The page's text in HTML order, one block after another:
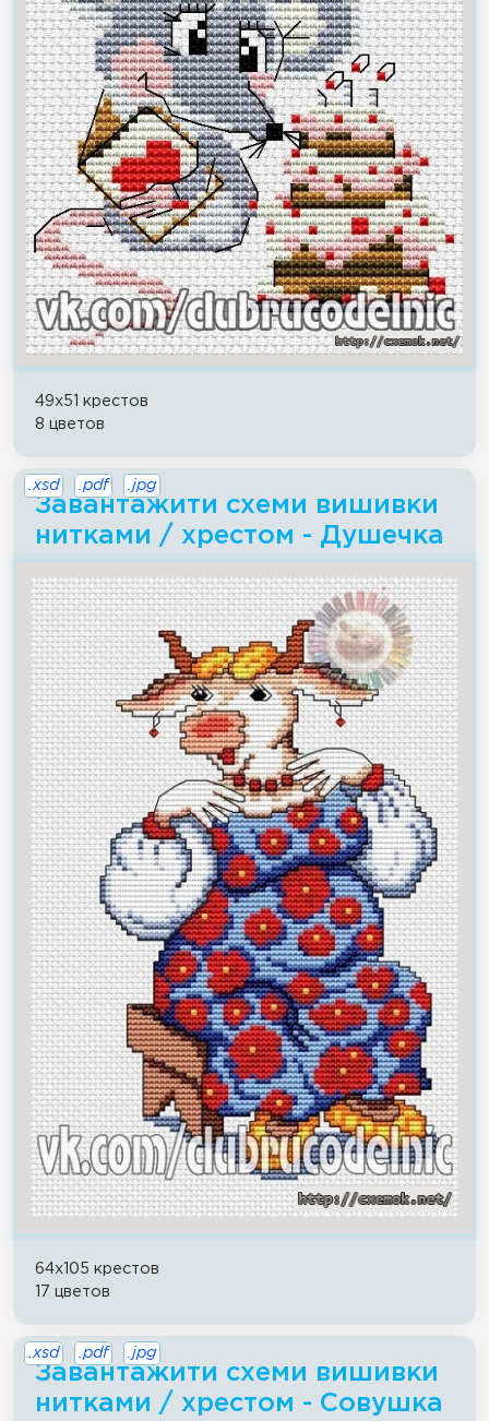
49x51 крестов
8 цветов
Завантажити схеми вишивки
нитками / хрестом - Душечка
.xsd .pdf .jpg
64x105 крестов
17 цветов
Завантажити схеми вишивки
нитками / хрестом - Совушка
.xsd .pdf .jpg